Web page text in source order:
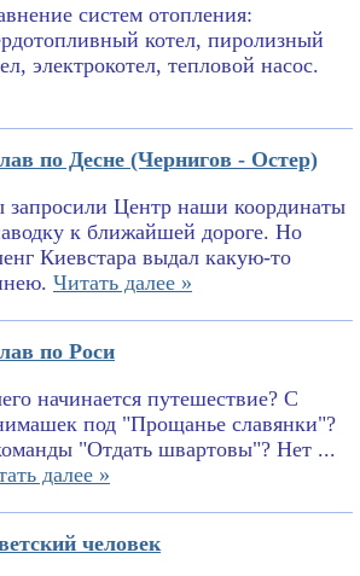
систем отопления:
котел, пиролизный
электрокотел, тепловой насос.
по Десне (Чернигов - Остер)
Центр наши координаты
к ближайшей дороге. Но
Киевстара выдал какую-то
Читать далее »
по Роси
начинается путешествие? С
под "Прощанье славянки"?
"Отдать швартовы"? Нет ...
далее »
человек